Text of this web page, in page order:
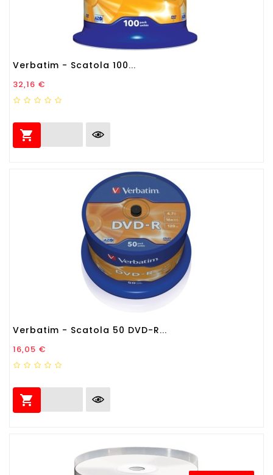
Verbatim - Scatola 100...
Prezzo
32,16 €

Verbatim - Scatola 50 DVD-R...
Prezzo
16,05 €
